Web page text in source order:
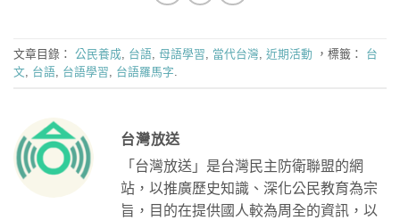
文章目錄： 公民養成 台語 母語學習 當代台灣 近期活動 ，標籤： 台
文 台語 台語學習 台語羅馬字
台灣放送
「台灣放送」是台灣民主防衛聯盟的網
站，以推廣歷史知識、深化公民教育為宗
旨，目的在提供國人較為周全的資訊，以